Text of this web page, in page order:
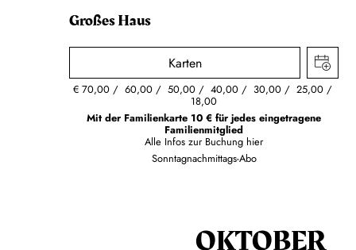
Großes Haus
Karten
€ 70,00 60,00 50,00 40,00 30,00 25,00
18,00
Mit der Familienkarte 10 € für jedes eingetragene
Familienmitglied
Alle Infos zur Buchung hier
Sonntagnachmittags-Abo
OKTOBER